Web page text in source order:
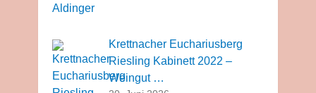
Krettnacher Euchariusberg
Riesling Kabinett 2022 –
Weingut …